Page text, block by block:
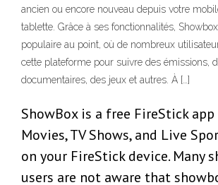
ancien ou encore nouveau depuis votre
tablette. Grâce à ses fonctionnalités,
populaire au point, où de nombreux
cette plateforme pour suivre des émissions,
documentaires, des jeux et autres. À […]
ShowBox is a free FireStick
Movies, TV Shows, and Live
on your FireStick device. Many
users are not aware that